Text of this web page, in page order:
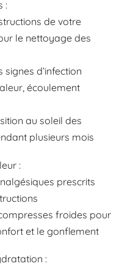
:
de votre
le nettoyage des
signes d’infection
écoulement
au soleil des
plusieurs mois
:
prescrits
froides pour
et le gonflement
: